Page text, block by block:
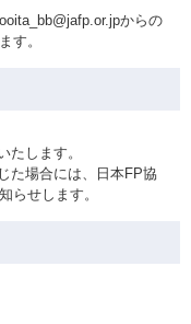
からの
す。
たします。
た場合には、日本FP協
らせします。